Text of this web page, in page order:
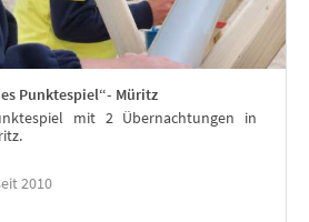
Punktespiel“- Müritz
mit 2 Übernachtungen in
2010